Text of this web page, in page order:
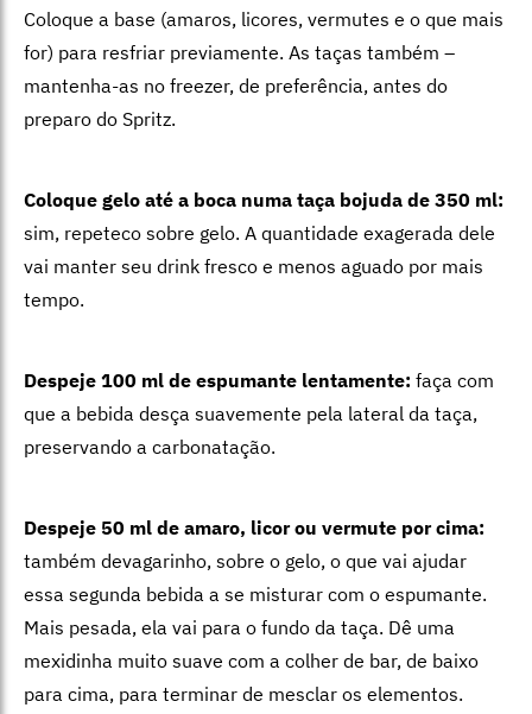
Coloque a base (amaros, licores, vermutes e o que mais
for) para resfriar previamente. As taças também –
mantenha-as no freezer, de preferência, antes do
preparo do Spritz.
Coloque gelo até a boca numa taça bojuda de 350 ml:
sim, repeteco sobre gelo. A quantidade exagerada dele
vai manter seu drink fresco e menos aguado por mais
tempo.
Despeje 100 ml de espumante lentamente: faça com
que a bebida desça suavemente pela lateral da taça,
preservando a carbonatação.
Despeje 50 ml de amaro, licor ou vermute por cima:
também devagarinho, sobre o gelo, o que vai ajudar
essa segunda bebida a se misturar com o espumante.
Mais pesada, ela vai para o fundo da taça. Dê uma
mexidinha muito suave com a colher de bar, de baixo
para cima, para terminar de mesclar os elementos.